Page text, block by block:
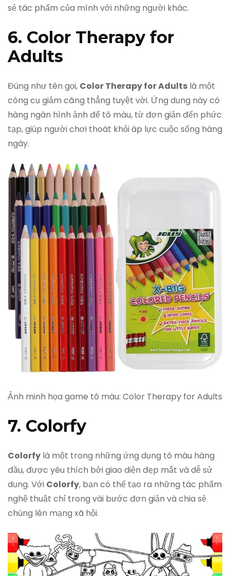
sẻ tác phẩm của mình với những người khác.
6. Color Therapy for
Adults
Đúng như tên gọi, Color Therapy for Adults là một
công cụ giảm căng thẳng tuyệt vời. Ứng dụng này có
hàng ngàn hình ảnh để tô màu, từ đơn giản đến phức
tạp, giúp người chơi thoát khỏi áp lực cuộc sống hàng
ngày.
Ảnh minh họa game tô màu: Color Therapy for Adults
7. Colorfy
Colorfy là một trong những ứng dụng tô màu hàng
đầu, được yêu thích bởi giao diện đẹp mắt và dễ sử
dụng. Với Colorfy, bạn có thể tạo ra những tác phẩm
nghệ thuật chỉ trong vài bước đơn giản và chia sẻ
chúng lên mạng xã hội.